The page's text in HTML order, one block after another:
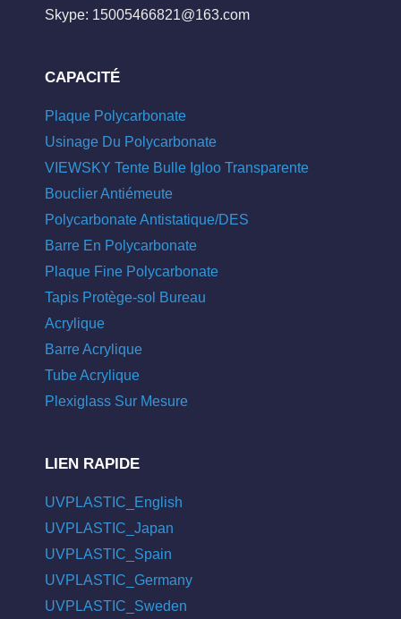
Skype: 15005466821@163.com
CAPACITÉ
Plaque Polycarbonate
Usinage Du Polycarbonate
VIEWSKY Tente Bulle Igloo Transparente
Bouclier Antiémeute
Polycarbonate Antistatique/DES
Barre En Polycarbonate
Plaque Fine Polycarbonate
Tapis Protège-sol Bureau
Acrylique
Barre Acrylique
Tube Acrylique
Plexiglass Sur Mesure
LIEN RAPIDE
UVPLASTIC_English
UVPLASTIC_Japan
UVPLASTIC_Spain
UVPLASTIC_Germany
UVPLASTIC_Sweden